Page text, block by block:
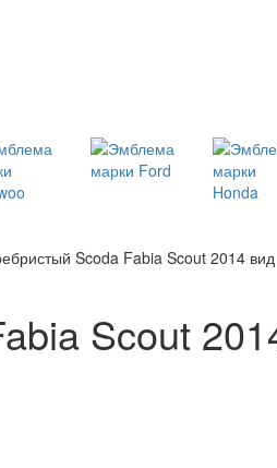
Scoda Fabia Scout 2014 вид
Scout